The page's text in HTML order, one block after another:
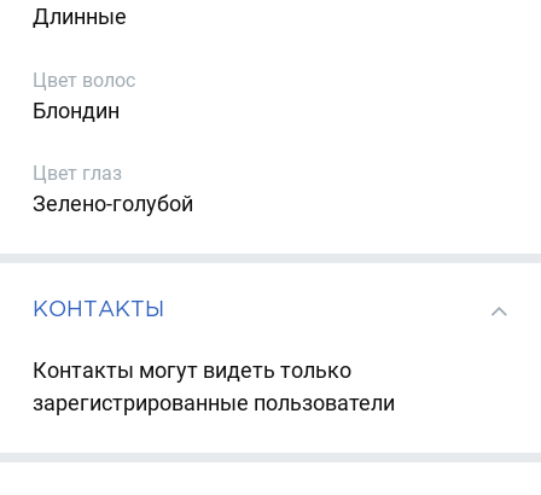
Длинные
Цвет волос
Блондин
Цвет глаз
Зелено-голубой
КОНТАКТЫ
Контакты могут видеть только
зарегистрированные пользователи